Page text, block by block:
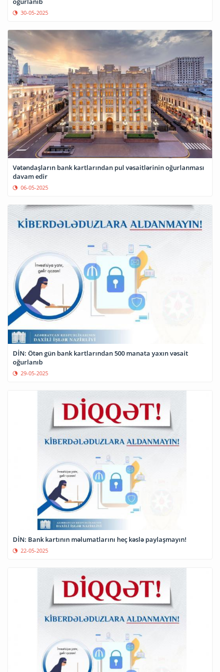
30-05-2025
Vətəndaşların bank kartlarından pul vəsaitlərinin oğurlanması
davam edir
06-05-2025
DİN: Ötən gün bank kartlarından 500 manata yaxın vəsait
oğurlanıb
29-05-2025
DİN: Bank kartının məlumatlarını heç kəslə paylaşmayın!
22-05-2025